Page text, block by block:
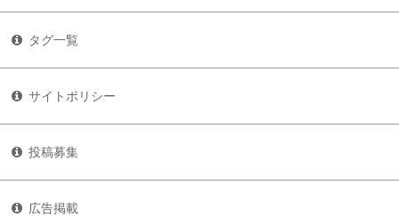
タグ一覧
サイトポリシー
投稿募集
広告掲載